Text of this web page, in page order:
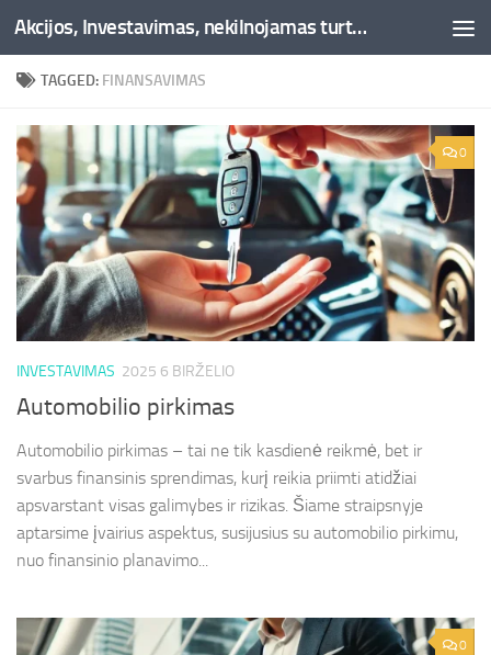
Skip to content Akcijos, Investavimas, nekilnojamas turtas, kriptovaliutos - Besociai.lt
TAGGED: FINANSAVIMAS
0
INVESTAVIMAS 2025 6 BIRŽELIO
Automobilio pirkimas
Automobilio pirkimas – tai ne tik kasdienė reikmė, bet ir
svarbus finansinis sprendimas, kurį reikia priimti atidžiai
apsvarstant visas galimybes ir rizikas. Šiame straipsnyje
aptarsime įvairius aspektus, susijusius su automobilio pirkimu,
nuo finansinio planavimo...
0